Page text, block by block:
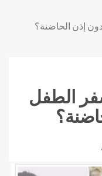
إذن الحاضنة؟
الطفل